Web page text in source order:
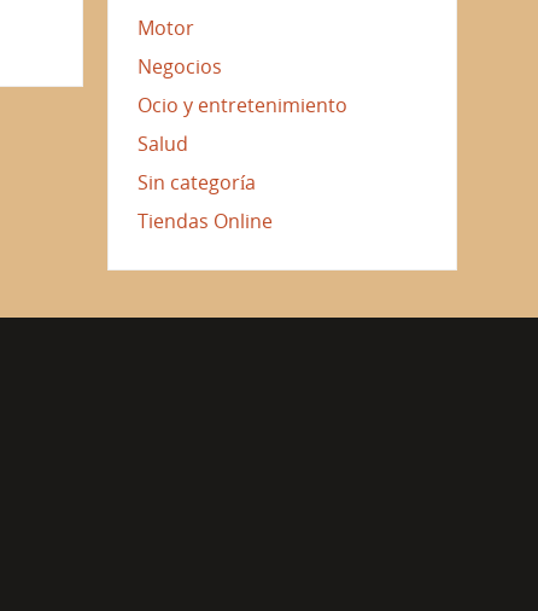
Motor
Negocios
Ocio y entretenimiento
Salud
Sin categoría
Tiendas Online